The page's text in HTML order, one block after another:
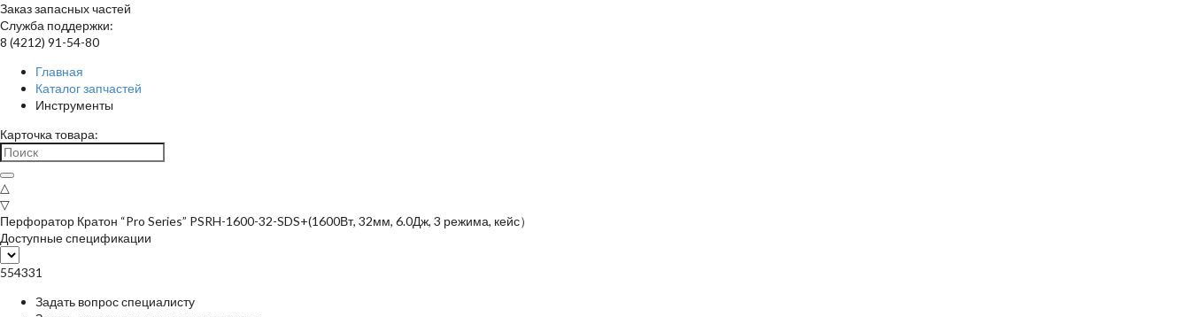
Заказ запасных частей
Служба поддержки:
8 (4212) 91-54-80
Главная
Каталог запчастей
Инструменты
Карточка товара:
△
▽
Перфоратор Кратон “Pro Series” PSRH-1600-32-SDS+(1600Вт, 32мм, 6.0Дж, 3 режима, кейс）
Доступные спецификации
554331
Задать вопрос специалисту